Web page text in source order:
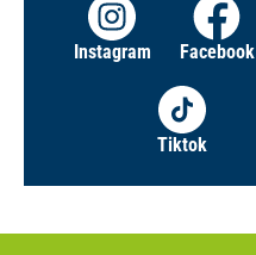
Instagram Facebook
Tiktok